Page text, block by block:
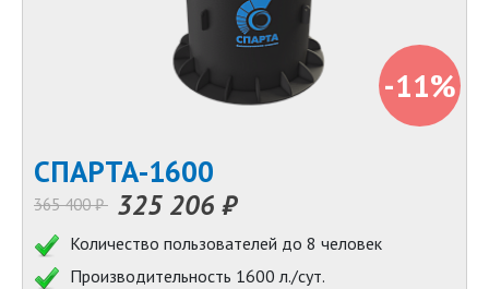
-11%
СПАРТА-1600
365 400 ₽ 325 206 ₽
Количество пользователей до 8 человек
Производительность 1600 л./сут.